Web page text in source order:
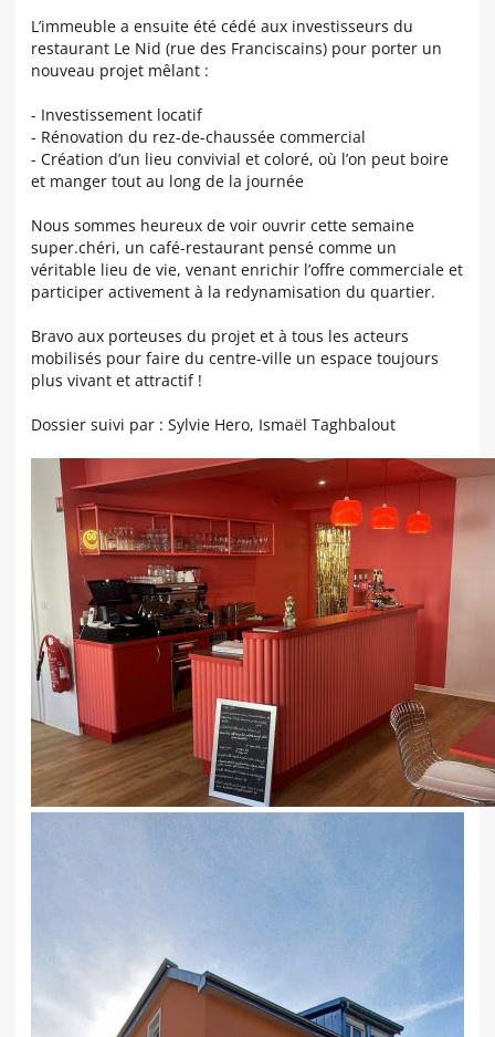
L’immeuble a ensuite été cédé aux investisseurs du
restaurant Le Nid (rue des Franciscains) pour porter un
nouveau projet mêlant :
- Investissement locatif
- Rénovation du rez-de-chaussée commercial
- Création d’un lieu convivial et coloré, où l’on peut boire
et manger tout au long de la journée
Nous sommes heureux de voir ouvrir cette semaine
super.chéri, un café-restaurant pensé comme un
véritable lieu de vie, venant enrichir l’offre commerciale et
participer activement à la redynamisation du quartier.
Bravo aux porteuses du projet et à tous les acteurs
mobilisés pour faire du centre-ville un espace toujours
plus vivant et attractif !
Dossier suivi par : Sylvie Hero, Ismaël Taghbalout